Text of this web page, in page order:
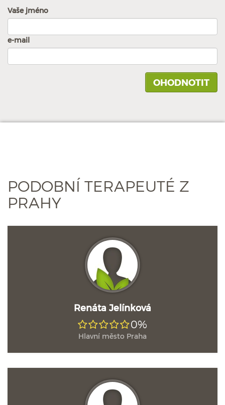
Vaše jméno
e-mail
PODOBNÍ TERAPEUTÉ Z
PRAHY
Renáta Jelínková
0%
Hlavní město Praha